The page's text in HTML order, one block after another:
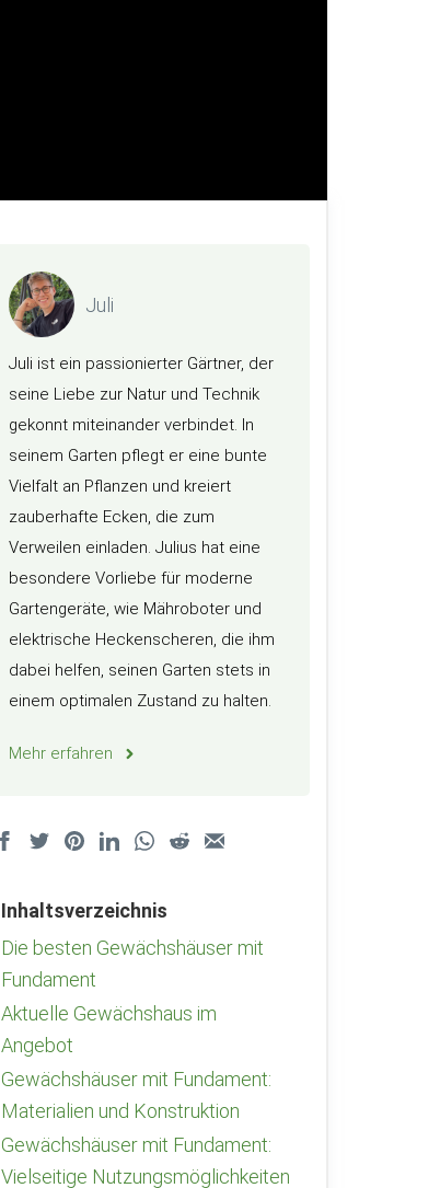
Juli
Juli ist ein passionierter Gärtner, der
seine Liebe zur Natur und Technik
gekonnt miteinander verbindet. In
seinem Garten pflegt er eine bunte
Vielfalt an Pflanzen und kreiert
zauberhafte Ecken, die zum
Verweilen einladen. Julius hat eine
besondere Vorliebe für moderne
Gartengeräte, wie Mähroboter und
elektrische Heckenscheren, die ihm
dabei helfen, seinen Garten stets in
einem optimalen Zustand zu halten.
Mehr erfahren
Inhaltsverzeichnis
Die besten Gewächshäuser mit
Fundament
Aktuelle Gewächshaus im
Angebot
Gewächshäuser mit Fundament:
Materialien und Konstruktion
Gewächshäuser mit Fundament:
Vielseitige Nutzungsmöglichkeiten